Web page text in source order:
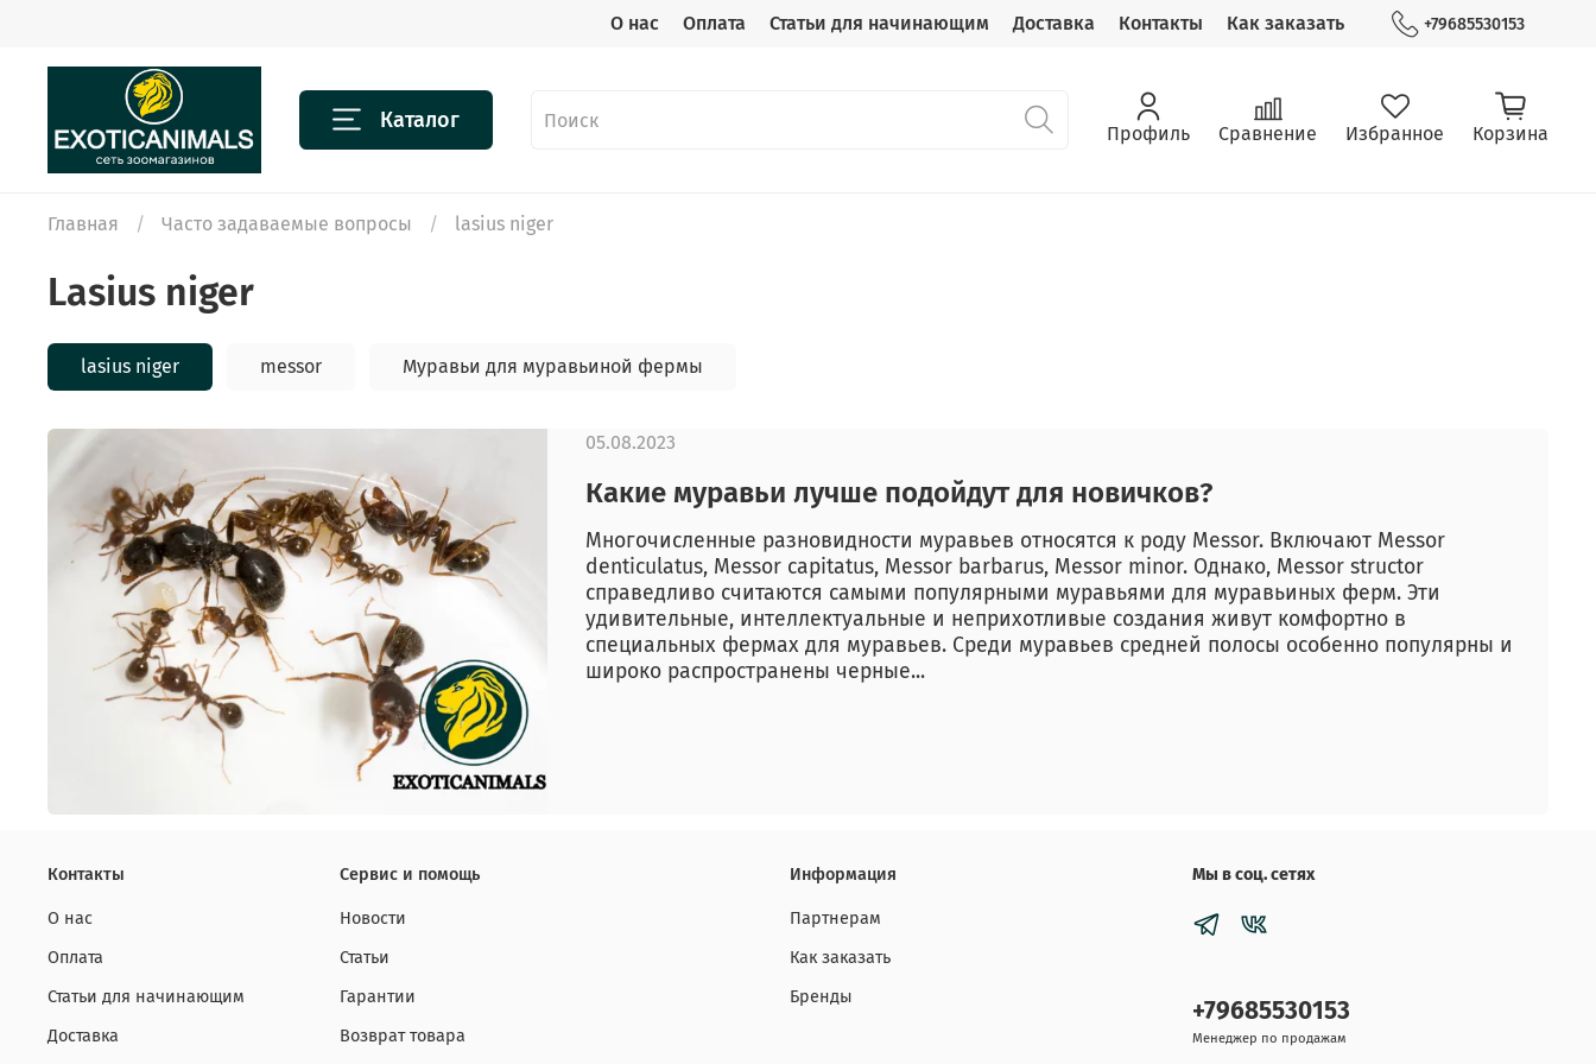
О нас Оплата Статьи для начинающим Доставка Контакты Как заказать +79685530153
Каталог Профиль Сравнение Избранное Корзина
Главная Часто задаваемые вопросы lasius niger
lasius niger
lasius niger messor Муравьи для муравьиной фермы
Какие муравьи лучше подойдут для новичков?
Многочисленные разновидности муравьев относятся к роду Messor. Включают Messor
denticulatus, Messor capitatus, Messor barbarus, Messor minor. Однако, Messor structor
справедливо считаются самыми популярными муравьями для муравьиных ферм. Эти
удивительные, интеллектуальные и неприхотливые создания живут комфортно в
специальных фермах для муравьев. Среди муравьев средней полосы особенно популярны и
широко распространены черные...
05.08.2023
Контакты
О нас
Оплата
Статьи для начинающим
Доставка
Сервис и помощь
Новости
Статьи
Гарантии
Возврат товара
Информация
Партнерам
Как заказать
Бренды
Мы в соц. сетях
+79685530153
Менеджер по продажам